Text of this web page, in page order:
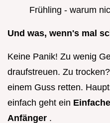
Frühling - warum
Und was, wenn's mal
Keine Panik! Zu wenig
draufstreuen. Zu
einem Guss retten.
einfach geht ein
Anfänger .